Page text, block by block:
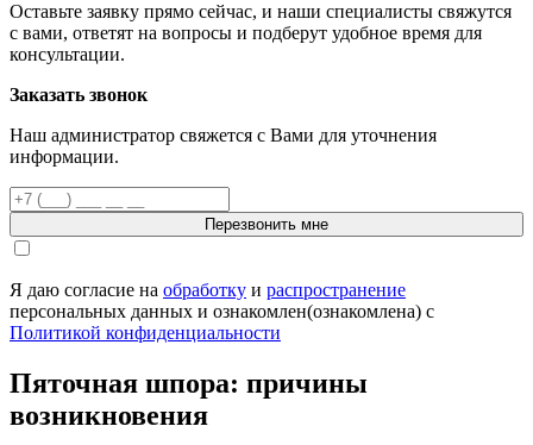
Оставьте заявку прямо сейчас, и наши специалисты свяжутся
с вами, ответят на вопросы и подберут удобное время для
консультации.
Заказать звонок
Наш администратор свяжется с Вами для уточнения
информации.
Перезвонить мне
Я даю согласие на обработку и распространение
персональных данных и ознакомлен(ознакомлена) с
Политикой конфиденциальности
Пяточная шпора: причины
возникновения